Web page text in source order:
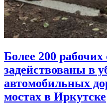
Более 200
задействованы в
автомобильных
мостах в Иркутске